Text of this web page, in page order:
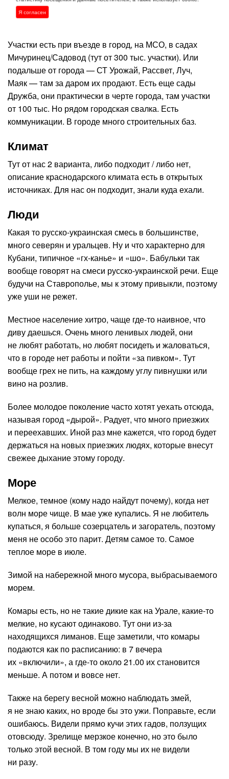
участка в центре я не видела. Чаще всего на одном
участке (в центре) могут стоят по 2-3 домика.
Участки есть при въезде в город, на МСО, в садах
Мичуринец/Садовод (тут от 300 тыс. участки). Или
подальше от города — СТ Урожай, Рассвет, Луч,
Маяк — там за даром их продают. Есть еще сады
Дружба, они практически в черте города, там участки
от 100 тыс. Но рядом городская свалка. Есть
коммуникации. В городе много строительных баз.
Климат
Тут от нас 2 варианта, либо подходит / либо нет,
описание краснодарского климата есть в открытых
источниках. Для нас он подходит, знали куда ехали.
Люди
Какая то русско-украинская смесь в большинстве,
много северян и уральцев. Ну и что характерно для
Кубани, типичное «гх-канье» и «шо». Бабульки так
вообще говорят на смеси русско-украинской речи. Еще
будучи на Ставрополье, мы к этому привыкли, поэтому
уже уши не режет.
Местное население хитро, чаще где-то наивное, что
диву даешься. Очень много ленивых людей, они
не любят работать, но любят посидеть и жаловаться,
что в городе нет работы и пойти «за пивком». Тут
вообще грех не пить, на каждому углу пивнушки или
вино на розлив.
Более молодое поколение часто хотят уехать отсюда,
называя город «дырой». Радует, что много приезжих
и переехавших. Иной раз мне кажется, что город будет
держаться на новых приезжих людях, которые внесут
свежее дыхание этому городу.
Море
Мелкое, темное (кому надо найдут почему), когда нет
волн море чище. В мае уже купались. Я не любитель
купаться, я больше созерцатель и загоратель, поэтому
меня не особо это парит. Детям самое то. Самое
теплое море в июле.
Зимой на набережной много мусора, выбрасываемого
морем.
Комары есть, но не такие дикие как на Урале, какие-то
мелкие, но кусают одинаково. Тут они из-за
находящихся лиманов. Еще заметили, что комары
подаются как по расписанию: в 7 вечера
их «включили», а где-то около 21.00 их становится
меньше. А потом и вовсе нет.
Также на берегу весной можно наблюдать змей,
я не знаю каких, но вроде бы это ужи. Поправьте, если
ошибаюсь. Видели прямо кучи этих гадов, ползущих
отовсюду. Зрелище мерзкое конечно, но это было
только этой весной. В том году мы их не видели
ни разу.
Я согласен